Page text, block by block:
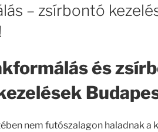
– zsírbontó
és
nem futószalagon haladnak a